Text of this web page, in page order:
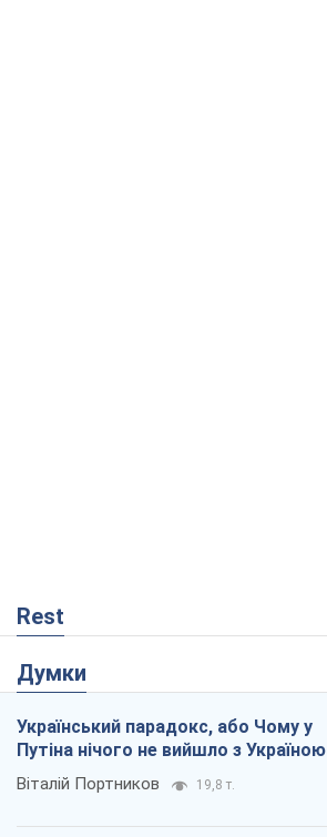
Rest
Думки
Український парадокс, або Чому у
Путіна нічого не вийшло з Україною
Віталій Портников 19,8 т.